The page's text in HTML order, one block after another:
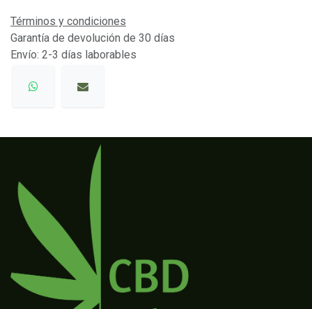
Términos y condiciones
Garantía de devolución de 30 días
Envío: 2-3 días laborables